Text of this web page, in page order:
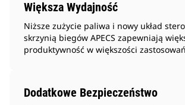
Większa Wydajność
Niższe zużycie paliwa i nowy układ
skrzynią biegów APECS zapewniają
produktywność w większości zastosowań
Dodatkowe Bezpieczeństwo